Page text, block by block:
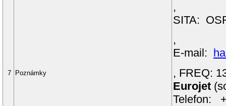
7 Poznámky
,
SITA:
,
E-mail:
, FREQ:
Eurojet
Telefon: